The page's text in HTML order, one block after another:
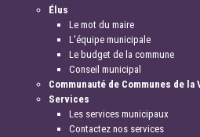
Élus
Le mot du maire
L'équipe municipale
Le budget de la commune
Conseil municipal
Communauté de Communes de
Services
Les services municipaux
Contactez nos services